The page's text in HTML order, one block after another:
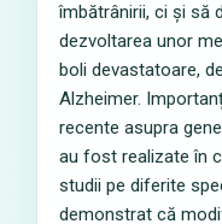
îmbătrânirii, ci și să
dezvoltarea unor
boli devastatoare,
Alzheimer.
recente asupra
au fost realizate în
studii pe diferite
demonstrat că